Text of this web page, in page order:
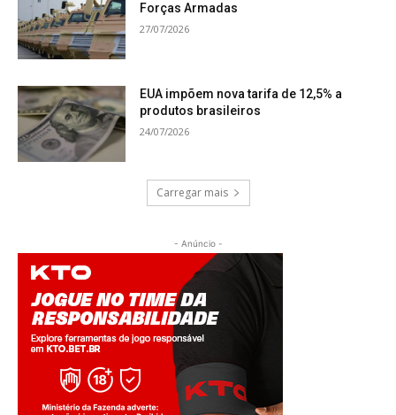
Forças Armadas
27/07/2026
EUA impõem nova tarifa de 12,5% a
produtos brasileiros
24/07/2026
Carregar mais
- Anúncio -